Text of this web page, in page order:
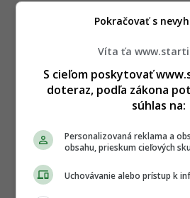
Víta ťa
S cieľom poskytovať
doteraz, podľa zákona
súhlas na:
Personalizovaná reklama a
obsahu, prieskum cieľových
Uchovávanie alebo prístup k
Pokračovať s